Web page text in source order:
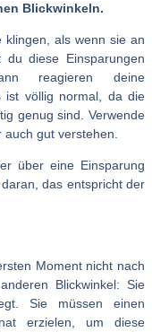
Blickwinkeln.
klingen, als wenn sie an
diese Einsparungen
reagieren deine
ist völlig normal, da die
genug sind. Verwende
auch gut verstehen.
über eine Einsparung
das entspricht der
Moment nicht nach
Blickwinkel: Sie
Sie müssen einen
erzielen, um diese